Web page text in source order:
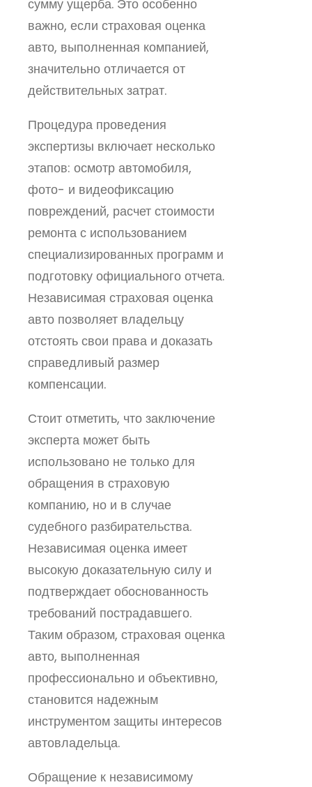
сумму ущерба. Это особенно
важно, если страховая оценка
авто, выполненная компанией,
значительно отличается от
действительных затрат.
Процедура проведения
экспертизы включает несколько
этапов: осмотр автомобиля,
фото- и видеофиксацию
повреждений, расчет стоимости
ремонта с использованием
специализированных программ и
подготовку официального отчета.
Независимая страховая оценка
авто позволяет владельцу
отстоять свои права и доказать
справедливый размер
компенсации.
Стоит отметить, что заключение
эксперта может быть
использовано не только для
обращения в страховую
компанию, но и в случае
судебного разбирательства.
Независимая оценка имеет
высокую доказательную силу и
подтверждает обоснованность
требований пострадавшего.
Таким образом, страховая оценка
авто, выполненная
профессионально и объективно,
становится надежным
инструментом защиты интересов
автовладельца.
Обращение к независимому